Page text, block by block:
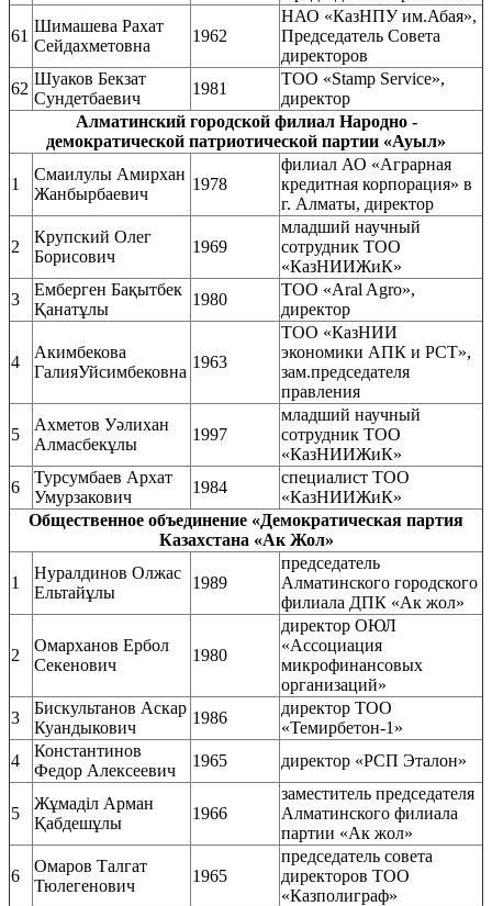
61
Шимашева Рахат
Сейдахметовна
1962
НАО «КазНПУ им.Абая»,
Председатель Совета
директоров
62
Шуаков Бекзат
Сундетбаевич
1981
ТОО «Stamp Service»,
директор
Алматинский городской филиал Народно -
демократической патриотической партии «Ауыл»
1
Смаилулы Амирхан
Жанбырбаевич
1978
филиал АО «Аграрная
кредитная корпорация» в
г. Алматы, директор
2
Крупский Олег
Борисович
1969
младший научный
сотрудник ТОО
«КазНИИЖиК»
3
Емберген Бақытбек
Қанатұлы
1980
ТОО «Aral Agro»,
директор
4
Акимбекова
ГалияУйсимбековна
1963
ТОО «КазНИИ
экономики АПК и РСТ»,
зам.председателя
правления
5
Ахметов Уәлихан
Алмасбекұлы
1997
младший научный
сотрудник ТОО
«КазНИИЖиК»
6
Турсумбаев Архат
Умурзакович
1984
специалист ТОО
«КазНИИЖиК»
Общественное объединение «Демократическая партия
Казахстана «Ак Жол»
1
Нуралдинов Олжас
Ельтайұлы
1989
председатель
Алматинского городского
филиала ДПК «Ак жол»
2
Омарханов Ербол
Секенович
1980
директор ОЮЛ
«Ассоциация
микрофинансовых
организаций»
3
Бискультанов Аскар
Куандыкович
1986
директор ТОО
«Темирбетон-1»
4
Константинов
Федор Алексеевич
1965 директор «РСП Эталон»
5
Жұмаділ Арман
Қабдешұлы
1966
заместитель председателя
Алматинского филиала
партии «Ак жол»
6
Омаров Талгат
Тюлегенович
1965
председатель совета
директоров ТОО
«Казполиграф»